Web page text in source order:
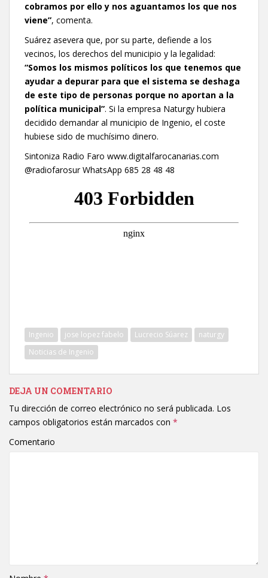
cobramos por ello y nos aguantamos los que nos
viene”, comenta.
Suárez asevera que, por su parte, defiende a los
vecinos, los derechos del municipio y la legalidad:
“Somos los mismos políticos los que tenemos que
ayudar a depurar para que el sistema se deshaga
de este tipo de personas porque no aportan a la
política municipal”. Si la empresa Naturgy hubiera
decidido demandar al municipio de Ingenio, el coste
hubiese sido de muchísimo dinero.
Sintoniza Radio Faro www.digitalfarocanarias.com
@radiofarosur WhatsApp 685 28 48 48
Ingenio jose lopez fabelo Lucrecio Súarez
naturgy
Noticias de Ingenio
DEJA UN COMENTARIO
Tu dirección de correo electrónico no será publicada. Los
campos obligatorios están marcados con *
Comentario